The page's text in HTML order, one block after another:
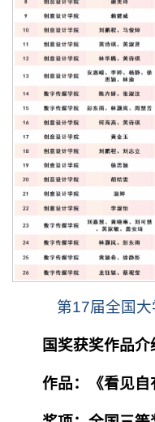
第17届全国
国奖获奖作品介
作品：《看见自